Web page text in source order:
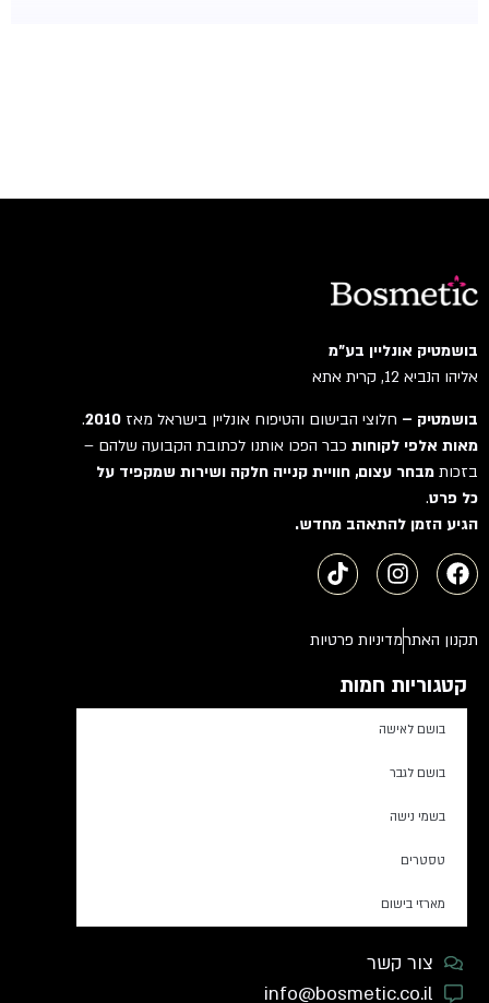
בושמטיק אונליין בע"מ
אליהו הנביא 12, קרית אתא
בושמטיק –חלוצי הבישום והטיפוח אונליין בישראל מאז2010
.
מאות אלפי לקוחותכבר הפכו אותנו לכתובת הקבועה שלהם –
בזכותמבחר עצום, חוויית קנייה חלקה ושירות שמקפיד על
כל פרט.
הגיע הזמן להתאהב מחדש.
תקנון האתרמדיניות פרטיות
קטגוריות חמות
בושם לאישה
בושם לגבר
בשמי נישה
טסטרים
מארזי בישום
צור קשר
info@bosmetic.co.il